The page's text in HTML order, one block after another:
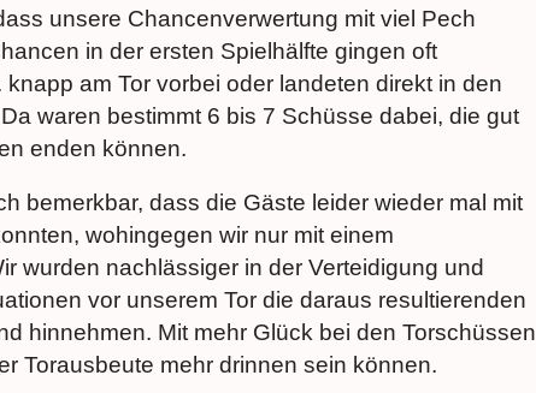
unsere Chancenverwertung mit viel Pech
in der ersten Spielhälfte gingen oft
am Tor vorbei oder landeten direkt in den
waren bestimmt 6 bis 7 Schüsse dabei, die gut
enden können.
bemerkbar, dass die Gäste leider wieder mal mit
wohingegen wir nur mit einem
wurden nachlässiger in der Verteidigung und
vor unserem Tor die daraus resultierenden
hinnehmen. Mit mehr Glück bei den Torschüssen
Torausbeute mehr drinnen sein können.